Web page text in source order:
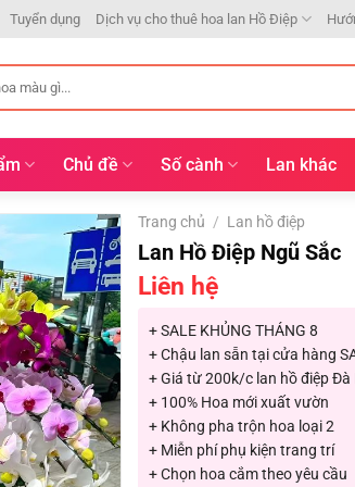
Tuyển dụng Dịch vụ cho thuê hoa lan Hồ Điệp
Chủ đề Số cành Lan khác
Trang chủ / Lan hồ điệp
Lan Hồ Điệp Ngũ Sắc
Liên hệ
+ SALE KHỦNG THÁNG 8
+ Chậu lan sẵn tại cửa hàng
+ Giá từ 200k/c lan hồ điệp Đà
+ 100% Hoa mới xuất vườn
+ Không pha trộn hoa loại 2
+ Miễn phí phụ kiện trang trí
+ Chọn hoa cắm theo yêu cầu